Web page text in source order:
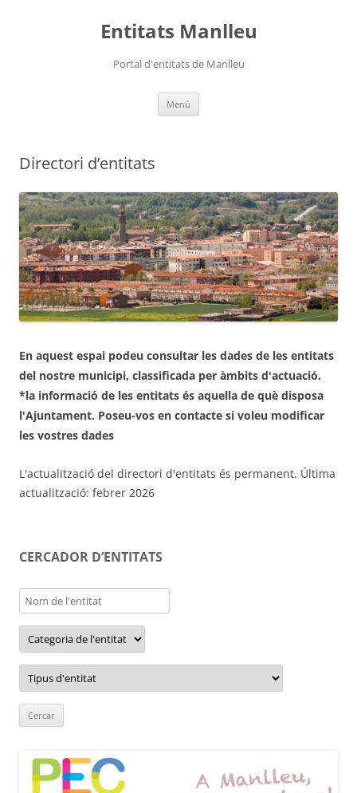
Entitats Manlleu
Portal d'entitats de Manlleu
Menú
Directori d’entitats
En aquest espai podeu consultar les dades de les entitats
del nostre municipi, classificada per àmbits d'actuació.
*la informació de les entitats és aquella de què disposa
l'Ajuntament. Poseu-vos en contacte si voleu modificar
les vostres dades
L'actualització del directori d'entitats és permanent. Última
actualització: febrer 2026
CERCADOR D’ENTITATS